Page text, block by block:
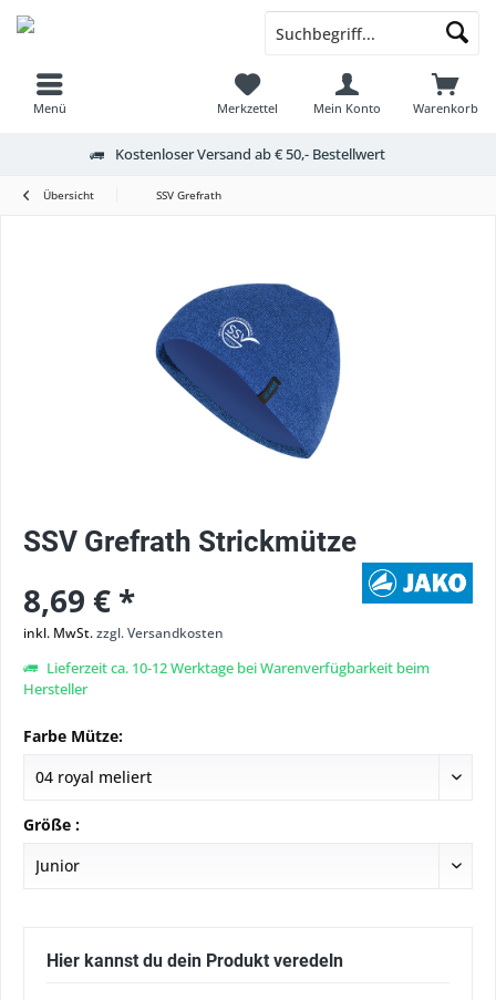
Menü Warenkorb
Merkzettel Mein Konto
Kostenloser Versand ab € 50,- Bestellwert
Übersicht SSV Grefrath
SSV Grefrath Strickmütze
8,69 € *
inkl. MwSt.zzgl. Versandkosten
Lieferzeit ca. 10-12 Werktage bei Warenverfügbarkeit beim
Hersteller
Farbe Mütze:
Größe :
Hier kannst du dein Produkt veredeln